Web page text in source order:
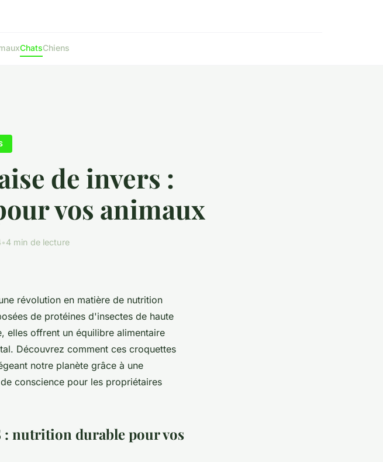
ChatsChiens
de invers :
vos animaux
•4 min de lecture
révolution en matière de nutrition
de protéines d'insectes de haute
elles offrent un équilibre alimentaire
Découvrez comment ces croquettes
notre planète grâce à une
conscience pour les propriétaires
: nutrition durable pour vos